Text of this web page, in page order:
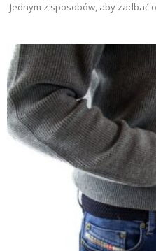
Jednym z sposobów, aby zadbać